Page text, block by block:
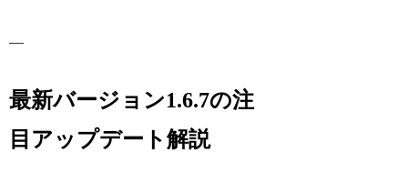
—
最新バージョン1.6.7の注
目アップデート解説